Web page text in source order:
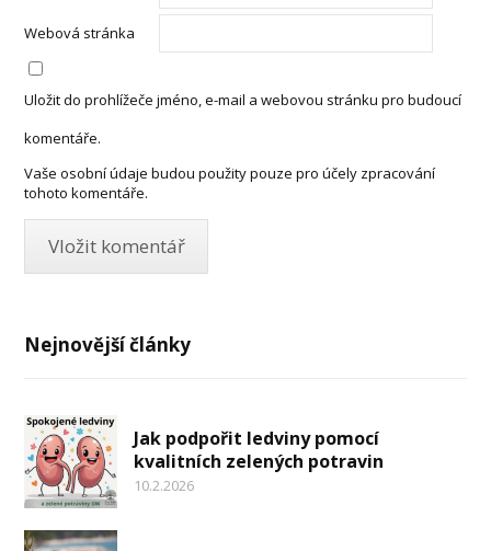
Webová stránka
Uložit do prohlížeče jméno, e-mail a webovou stránku pro budoucí
komentáře.
Vaše osobní údaje budou použity pouze pro účely zpracování
tohoto komentáře.
Nejnovější články
Jak podpořit ledviny pomocí
kvalitních zelených potravin
10.2.2026